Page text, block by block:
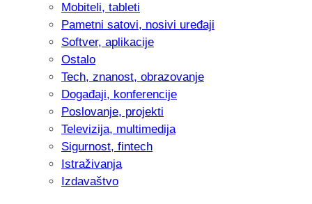
Mobiteli, tableti
Pametni satovi, nosivi uređaji
Softver, aplikacije
Ostalo
Tech, znanost, obrazovanje
Događaji, konferencije
Poslovanje, projekti
Televizija, multimedija
Sigurnost, fintech
Istraživanja
Izdavaštvo